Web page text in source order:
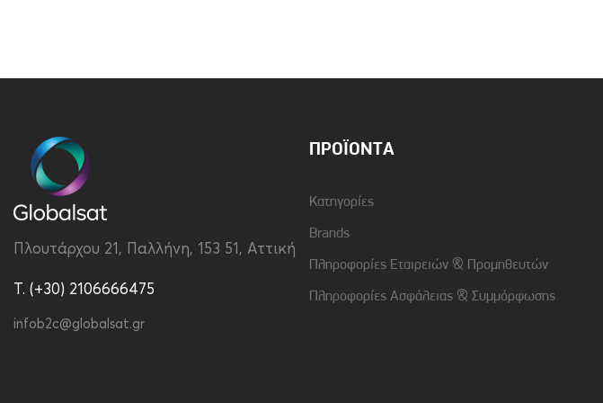
Πλουτάρχου 21, Παλλήνη, 153 51, Αττική
T. (+30) 2106666475
infob2c@globalsat.gr
ΠΡΟΪΌΝΤΑ
Κατηγορίες
Brands
Πληροφορίες Εταιρειών & Προμηθευτών
Πληροφορίες Ασφάλειας & Συμμόρφωσης